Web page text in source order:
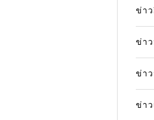
ข่า
ข่า
ข่า
ข่า